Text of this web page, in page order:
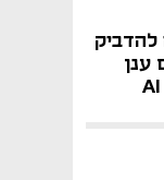
להדביק
ענן
שלא זז ועם AI